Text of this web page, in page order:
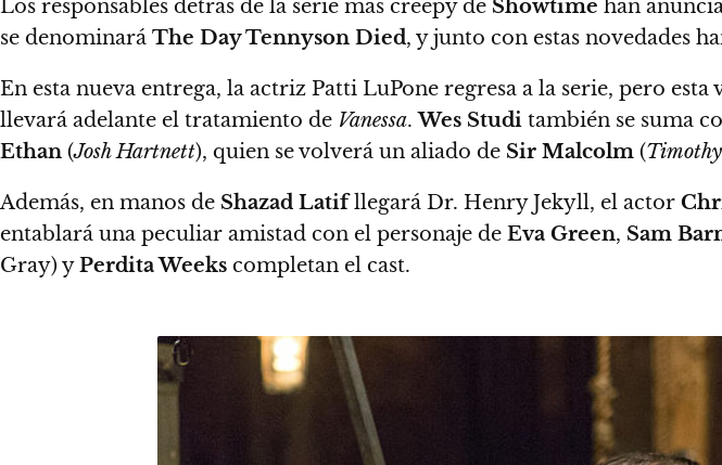
Los responsables detrás de la serie más creepy de Showtime han
se denominará The Day Tennyson Died, y junto con estas novedades
En esta nueva entrega, la actriz Patti LuPone regresa a la serie, pero esta
llevará adelante el tratamiento de Vanessa.Wes Studi también se suma
Ethan (Josh Hartnett), quien se volverá un aliado de Sir Malcolm (
Además, en manos de Shazad Latifllegará Dr. Henry Jekyll, el actor
entablará una peculiar amistad con el personaje de Eva Green, Sam
Gray) yPerdita Weeks completan el cast.